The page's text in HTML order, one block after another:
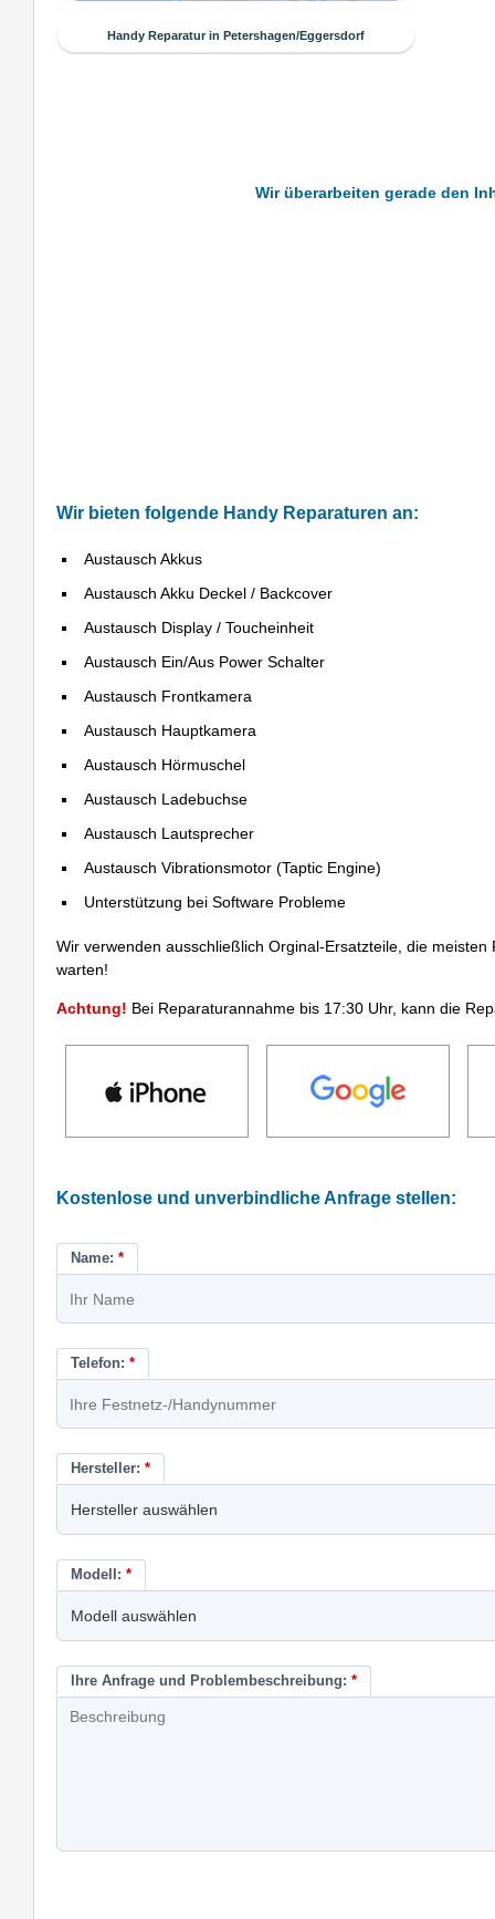
Handy Reparatur in Petershagen/Eggersdorf
Wir überarbeiten gerade den
Wir bieten folgende Handy Reparaturen an:
Austausch Akkus
Austausch Akku Deckel / Backcover
Austausch Display / Toucheinheit
Austausch Ein/Aus Power Schalter
Austausch Frontkamera
Austausch Hauptkamera
Austausch Hörmuschel
Austausch Ladebuchse
Austausch Lautsprecher
Austausch Vibrationsmotor (Taptic Engine)
Unterstützung bei Software Probleme
Wir verwenden ausschließlich Orginal-Ersatzteile, die
warten!
Achtung! Bei Reparaturannahme bis 17:30 Uhr, kann die
Kostenlose und unverbindliche Anfrage stellen:
Name: *
Telefon: *
Hersteller: *
Modell: *
Ihre Anfrage und Problembeschreibung: *